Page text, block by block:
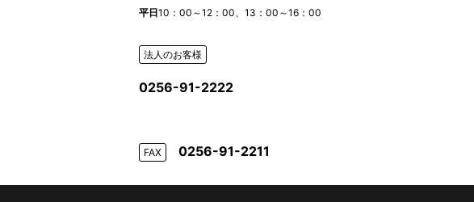
平日10：00～12：00、13：00～16：00
法人のお客様
0256-91-2222
FAX 0256-91-2211